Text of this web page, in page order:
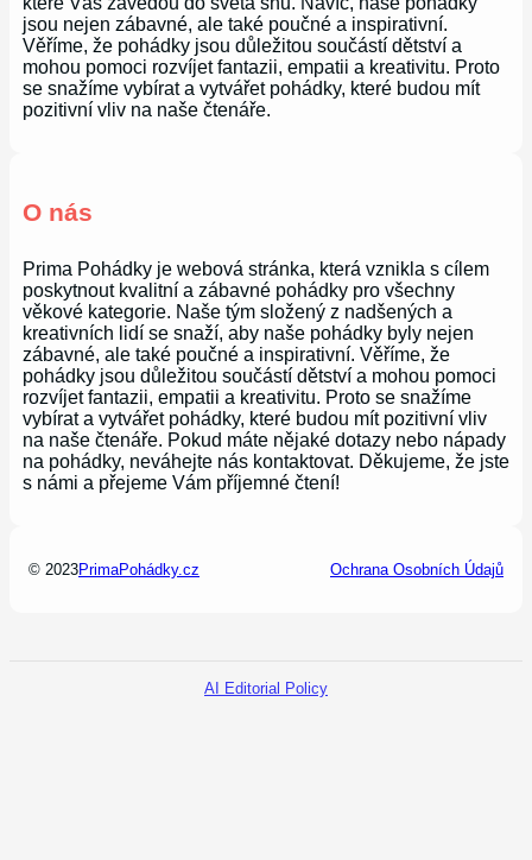
jsou nejen zábavné, ale také poučné a inspirativní.
Věříme, že pohádky jsou důležitou součástí dětství a
mohou pomoci rozvíjet fantazii, empatii a kreativitu. Proto
se snažíme vybírat a vytvářet pohádky, které budou mít
pozitivní vliv na naše čtenáře.
O nás
Prima Pohádky je webová stránka, která vznikla s cílem
poskytnout kvalitní a zábavné pohádky pro všechny
věkové kategorie. Naše tým složený z nadšených a
kreativních lidí se snaží, aby naše pohádky byly nejen
zábavné, ale také poučné a inspirativní. Věříme, že
pohádky jsou důležitou součástí dětství a mohou pomoci
rozvíjet fantazii, empatii a kreativitu. Proto se snažíme
vybírat a vytvářet pohádky, které budou mít pozitivní vliv
na naše čtenáře. Pokud máte nějaké dotazy nebo nápady
na pohádky, neváhejte nás kontaktovat. Děkujeme, že jste
s námi a přejeme Vám příjemné čtení!
© 2023PrimaPohádky.cz Ochrana Osobních Údajů
AI Editorial Policy